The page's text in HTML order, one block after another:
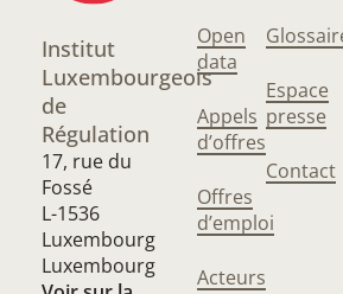
Institut
Luxembourgeois
de
Régulation
17, rue du
Fossé
L-1536
Luxembourg
Luxembourg
Open
data
Appels
d’offres
Offres
d’emploi
Acteurs
Espace
presse
Contact